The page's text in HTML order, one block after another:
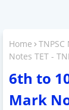
Home TNPSC
Notes TET -
6th to
Mark